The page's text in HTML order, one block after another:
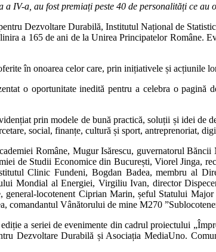
IV-a, au fost premiați peste 40 de personalități ce au
Dezvoltare Durabilă, Institutul Național de
a 165 de ani de la Unirea Principatelor Române.
în onoarea celor care, prin inițiativele și
o oportunitate inedită pentru a celebra o
prin modele de bună practică, soluții și idei
social, finanțe, cultură și sport, antreprenoriat,
Române, Mugur Isărescu, guvernatorul
de Studii Economice din București, Viorel Jinga,
Clinic Fundeni, Bogdan Badea, membru al
Mondial al Energiei, Virgiliu Ivan, director
locotenent Ciprian Marin, șeful Statului
comandantul Vânătorului de mine M270
a seriei de evenimente din cadrul proiectului
Dezvoltare Durabilă și Asociația MediaUno.